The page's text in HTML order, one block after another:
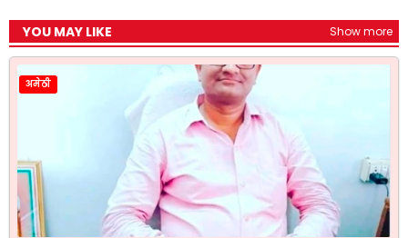
YOU MAY LIKE Show more
अमेठी